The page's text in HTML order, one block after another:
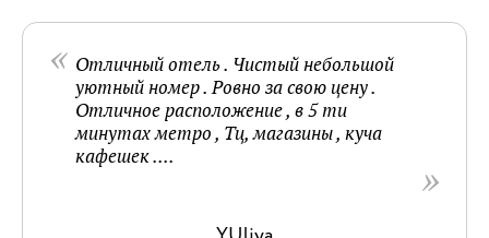
Отличный отель . Чистый небольшой
уютный номер . Ровно за свою цену .
Отличное расположение , в 5 ти
минутах метро , Тц, магазины , куча
кафешек ....